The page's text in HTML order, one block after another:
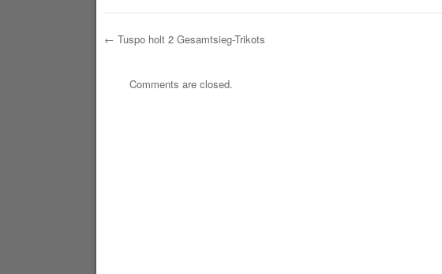
← Tuspo holt 2 Gesamtsieg-Trikots
Comments are closed.